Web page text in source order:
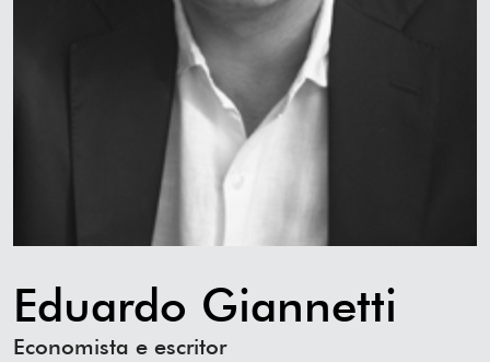
Eduardo Giannetti
Economista e escritor